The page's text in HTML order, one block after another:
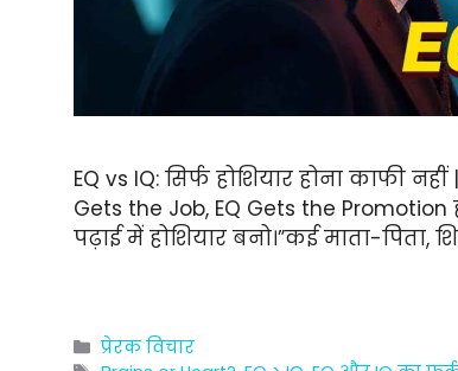
EQ vs IQ: सिर्फ होशियार होना काफी
Gets the Job, EQ Gets the
पढ़ाई में होशियार बनो।”कई माता-
Categories
प्रेरक विचार